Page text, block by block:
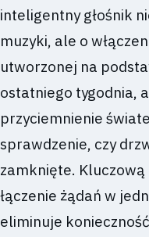
inteligentny głośnik
muzyki, ale o
utworzonej na
ostatniego tygodnia,
przyciemnienie
sprawdzenie, czy
zamknięte.
łączenie żądań w
eliminuje